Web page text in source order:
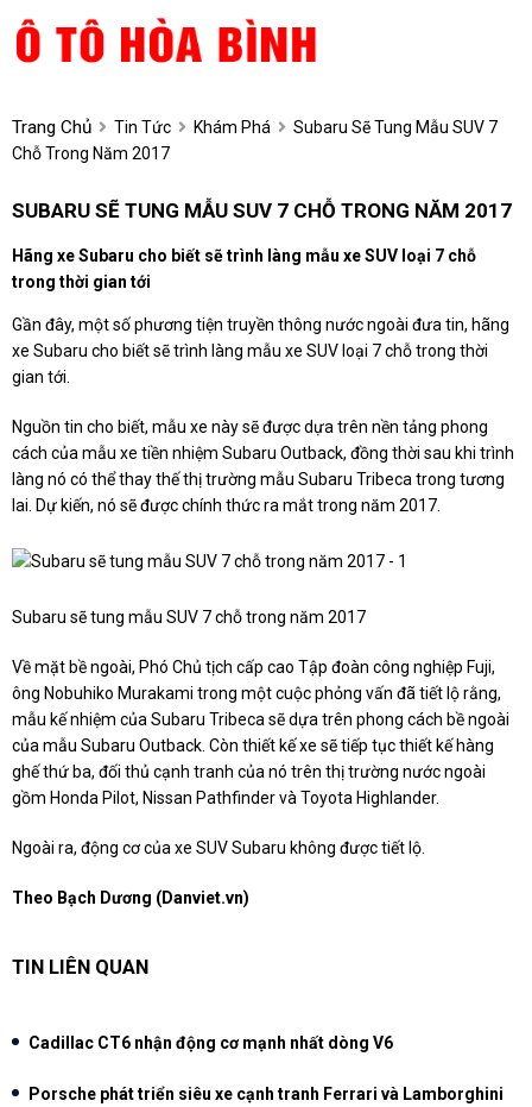
Trang Chủ Tin Tức Khám Phá
Subaru Sẽ Tung Mẫu SUV 7
Chỗ Trong Năm 2017
SUBARU SẼ TUNG MẪU SUV 7 CHỖ TRONG NĂM 2017
Hãng xe Subaru cho biết sẽ trình làng mẫu xe SUV loại 7 chỗ
trong thời gian tới
Gần đây, một số phương tiện truyền thông nước ngoài đưa tin, hãng
xe Subaru cho biết sẽ trình làng mẫu xe SUV loại 7 chỗ trong thời
gian tới.
Nguồn tin cho biết, mẫu xe này sẽ được dựa trên nền tảng phong
cách của mẫu xe tiền nhiệm Subaru Outback, đồng thời sau khi trình
làng nó có thể thay thế thị trường mẫu Subaru Tribeca trong tương
lai. Dự kiến, nó sẽ được chính thức ra mắt trong năm 2017.
Subaru sẽ tung mẫu SUV 7 chỗ trong năm 2017
Về mặt bề ngoài, Phó Chủ tịch cấp cao Tập đoàn công nghiệp Fuji,
ông Nobuhiko Murakami trong một cuộc phỏng vấn đã tiết lộ rằng,
mẫu kế nhiệm của Subaru Tribeca sẽ dựa trên phong cách bề ngoài
của mẫu Subaru Outback. Còn thiết kế xe sẽ tiếp tục thiết kế hàng
ghế thứ ba, đối thủ cạnh tranh của nó trên thị trường nước ngoài
gồm Honda Pilot, Nissan Pathfinder và Toyota Highlander.
Ngoài ra, động cơ của xe SUV Subaru không được tiết lộ.
Theo Bạch Dương (Danviet.vn)
TIN LIÊN QUAN
Cadillac CT6 nhận động cơ mạnh nhất dòng V6
Porsche phát triển siêu xe cạnh tranh Ferrari và Lamborghini